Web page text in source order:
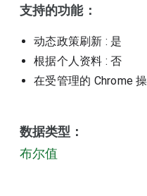
支持的功能：
动态政策刷新 : 是
根据个人资料 : 否
在受管理的 Chrome
数据类型：
布尔值